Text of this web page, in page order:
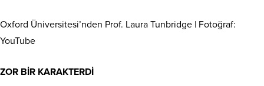
Oxford Üniversitesi’nden Prof. Laura Tunbridge | Fotoğraf:
YouTube
ZOR BİR KARAKTERDİ